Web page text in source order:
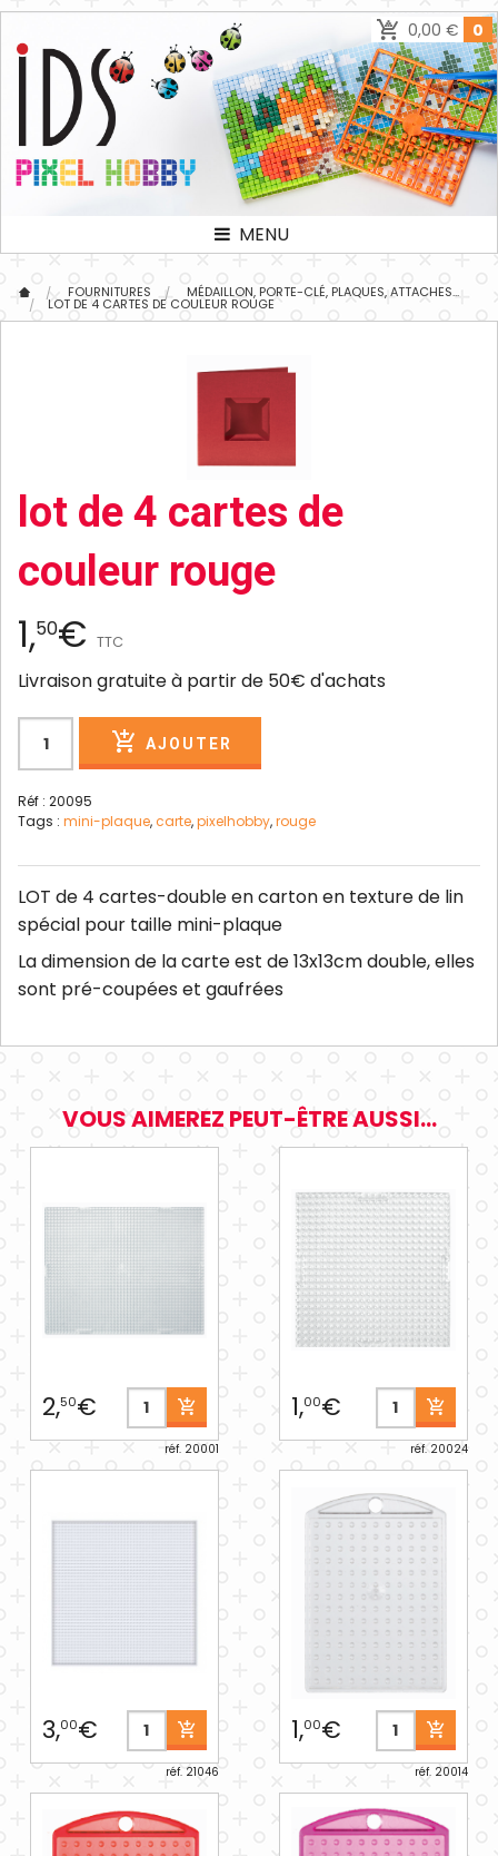
0,00 € 0
MENU
FOURNITURES MÉDAILLON, PORTE-CLÉ, PLAQUES, ATTACHES...
LOT DE 4 CARTES DE COULEUR ROUGE
lot de 4 cartes de
couleur rouge
1,50€ TTC
Livraison gratuite à partir de 50€ d'achats
AJOUTER
Réf : 20095
Tags : mini-plaque,carte,pixelhobby,rouge
LOT de 4 cartes-double en carton en texture de lin
spécial pour taille mini-plaque
La dimension de la carte est de 13x13cm double, elles
sont pré-coupées et gaufrées
VOUS AIMEREZ PEUT-ÊTRE AUSSI...
2,50€
réf. 20001
1,00€
réf. 20024
3,00€
réf. 21046
1,00€
réf. 20014